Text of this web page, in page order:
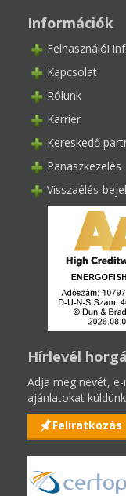
Információk
Felhasználói
Kapcsolat
Rólunk
Karrier
Kereskedő
Panaszkezelés
Visszaélés-
Hírlevél
Adja meg nevét,
ajánlatokat
Feliratkozás